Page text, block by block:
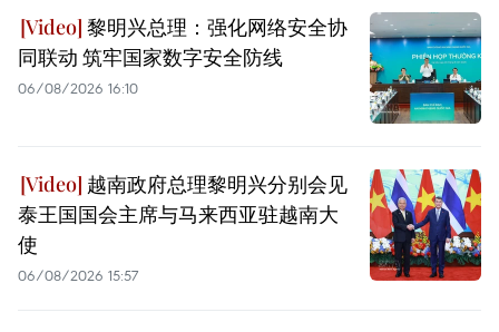
黎明兴总理：强化网络安全协
同联动 筑牢国家数字安全防线
06/08/2026 16:10
越南政府总理黎明兴分别会见
泰王国国会主席与马来西亚驻越南大
使
06/08/2026 15:57